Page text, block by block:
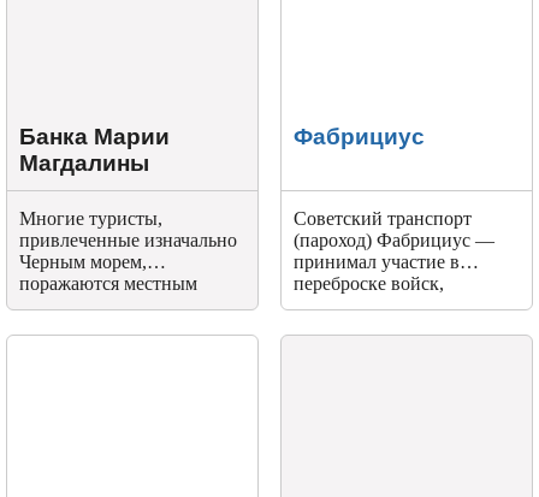
Банка Марии
Магдалины
Многие туристы,
привлеченные изначально
Черным морем,
поражаются местным
пейзажам. Среди
Фабрициус
Советский транспорт
(пароход) Фабрициус —
принимал участие в
переброске войск,
провизии, фуража в